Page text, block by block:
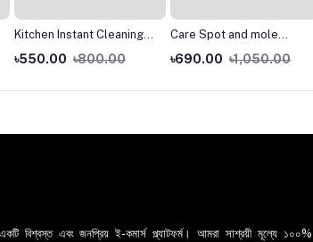
Kitchen Instant Cleaning
Powder,multi-purpose
Foam Cleaner Rust
৳550.00 ৳800.00
Care Spot and mole
Removal Rose Extract
Organic Tags Solutions
৳690.00 ৳1,050.00
বিশ্বস্ত এবং জনপ্রিয় ই-কমার্স প্ল্যাটফর্ম। আমরা সাশ্রয়ী মূল্যে ১০০%